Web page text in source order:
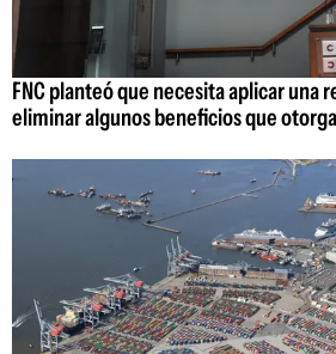
FNC planteó que necesita aplicar una
eliminar algunos beneficios que